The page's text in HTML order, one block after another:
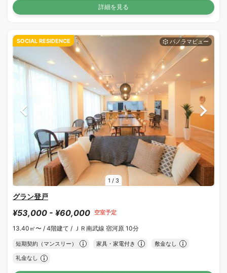
詳細を見る
1 / 3
SOCIAL RESIDENCE
グラン登戸
¥53,000 - ¥60,000 空室予定
13.40㎡〜 / 4階建て / ＪＲ南武線 宿河原 10分
短期契約（マンスリー） 家具・家電付き 敷金なし
礼金なし